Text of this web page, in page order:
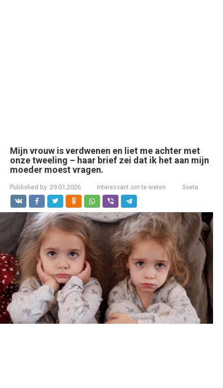
Mijn vrouw is verdwenen en liet me achter met
onze tweeling – haar brief zei dat ik het aan mijn
moeder moest vragen.
Published by: 29.01.2026 Interessant om te weten Sveta